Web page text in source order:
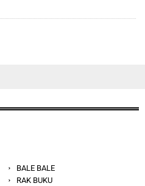
BALE BALE
RAK BUKU